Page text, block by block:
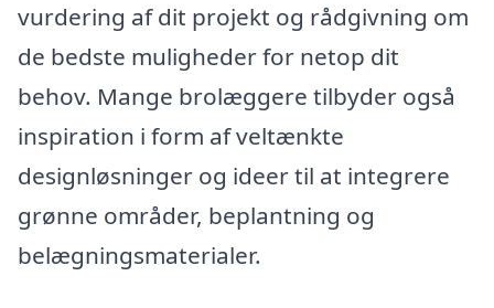
vurdering af dit projekt og rådgivning om
de bedste muligheder for netop dit
behov. Mange brolæggere tilbyder også
inspiration i form af veltænkte
designløsninger og ideer til at integrere
grønne områder, beplantning og
belægningsmaterialer.